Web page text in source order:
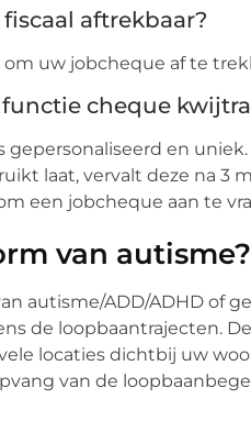
aftrekbaar?
uw jobcheque af te
cheque
gepersonaliseerd en uniek.
laat, vervalt deze na 3
een jobcheque aan te
van autisme?
autisme/ADD/ADHD of
de loopbaantrajecten.
locaties dichtbij uw
van de